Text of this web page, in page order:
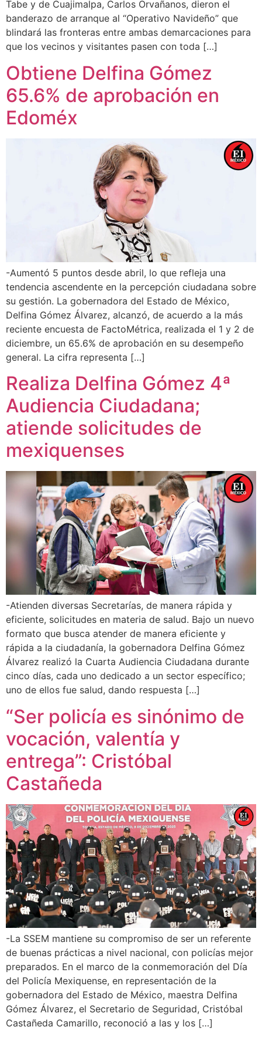
Tabe y de Cuajimalpa, Carlos Orvañanos, dieron el
banderazo de arranque al “Operativo Navideño” que
blindará las fronteras entre ambas demarcaciones para
que los vecinos y visitantes pasen con toda […]
Obtiene Delfina Gómez
65.6% de aprobación en
Edoméx
-Aumentó 5 puntos desde abril, lo que refleja una
tendencia ascendente en la percepción ciudadana sobre
su gestión. La gobernadora del Estado de México,
Delfina Gómez Álvarez, alcanzó, de acuerdo a la más
reciente encuesta de FactoMétrica, realizada el 1 y 2 de
diciembre, un 65.6% de aprobación en su desempeño
general. La cifra representa […]
Realiza Delfina Gómez 4ª
Audiencia Ciudadana;
atiende solicitudes de
mexiquenses
-Atienden diversas Secretarías, de manera rápida y
eficiente, solicitudes en materia de salud. Bajo un nuevo
formato que busca atender de manera eficiente y
rápida a la ciudadanía, la gobernadora Delfina Gómez
Álvarez realizó la Cuarta Audiencia Ciudadana durante
cinco días, cada uno dedicado a un sector específico;
uno de ellos fue salud, dando respuesta […]
“Ser policía es sinónimo de
vocación, valentía y
entrega”: Cristóbal
Castañeda
-La SSEM mantiene su compromiso de ser un referente
de buenas prácticas a nivel nacional, con policías mejor
preparados. En el marco de la conmemoración del Día
del Policía Mexiquense, en representación de la
gobernadora del Estado de México, maestra Delfina
Gómez Álvarez, el Secretario de Seguridad, Cristóbal
Castañeda Camarillo, reconoció a las y los […]